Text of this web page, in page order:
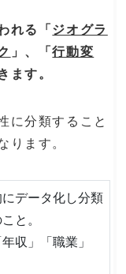
れる「 ジオグラ
」、「行動変
ます。
に分類すること
ります。
データ化し分類
と。
収」「職業」